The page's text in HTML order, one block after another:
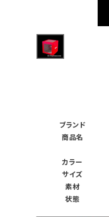
Tシャツ・ロングスリーブ
パーカー・トレーナー
バックパック・リュック
スニーカー・ブーツ
パンツ・ショーツ
ブランド
商品名
カラー
サイズ
素材
状態